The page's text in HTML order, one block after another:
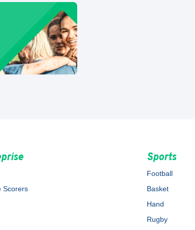
Scorers
Sports
Football
Basket
Hand
Rugby